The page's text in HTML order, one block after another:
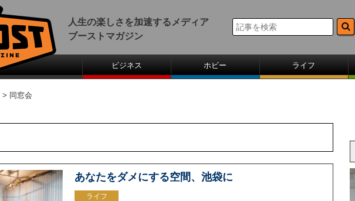
人生の楽しさを加速するメディア
ブーストマガジン
ビジネス ホビー ライフ
> 同窓会
あなたをダメにする空間、池袋に
ライフ